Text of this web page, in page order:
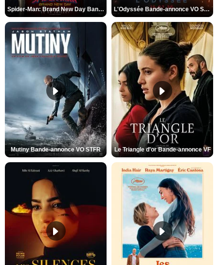
Spider-Man: Brand New Day Bande-annonce VO STFR L'Odyssée Bande-annonce VO STFR
Mutiny Bande-annonce VO STFR Le Triangle d'or Bande-annonce VF